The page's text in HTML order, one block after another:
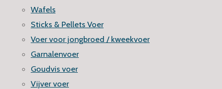
Wafels
Sticks & Pellets Voer
Voer voor jongbroed / kweekvoer
Garnalenvoer
Goudvis voer
Vijver voer